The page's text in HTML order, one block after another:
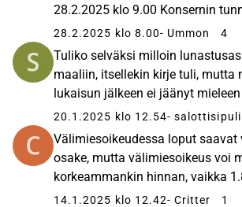
28.2.2025 klo 9.00 Konsernin
28.2.2025 klo 8.00- Ummon 4
Tuliko selväksi milloin
maaliin, itsellekin kirje tuli, mutta
lukaisun jälkeen ei jäänyt mieleen
20.1.2025 klo 12.54- salottisipuli
Välimiesoikeudessa loput saavat
osake, mutta välimiesoikeus voi
korkeammankin hinnan, vaikka
14.1.2025 klo 12.42- Critter 1